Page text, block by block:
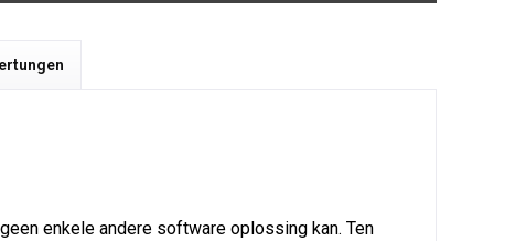
enkele andere software oplossing kan. Ten